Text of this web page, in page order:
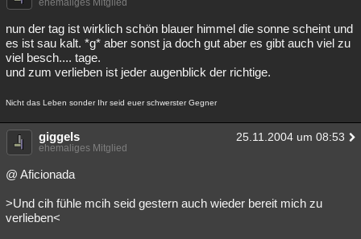
ehemaliges Mitglied
nun der tag ist wirklich schön blauer himmel die sonne scheint und
es ist sau kalt. *g* aber sonst ja doch gut aber es gibt auch viel zu
viel besch.... tage.
und zum verlieben ist jeder augenblick der richtige.
Nicht das Leben sonder Ihr seid euer schwerster Gegner
giggels 25.11.2004 um 08:53
ehemaliges Mitglied
@ Aficionada
>Und cih fühle mcih seid gestern auch wieder bereit mich zu
verlieben<